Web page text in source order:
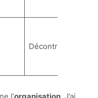
Décontracté
l’organisation. J’ai